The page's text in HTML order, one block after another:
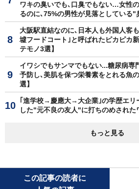
ワキの臭いでも､口臭でもない…女性
るのに､75%の男性が見落としている"
大阪駅直結なのに､日本人も外国人客
墟フードコート｣と呼ばれたピカピカ
テモノ3選】
イワシでもサンマでもない...糖尿病専
予防し､美肌を保つ栄養素をとれる魚
選】
｢進学校→慶應大→大企業｣の学歴エリ
した"元不良の友人"に打ちのめされた
もっと見る
この記事の読者に